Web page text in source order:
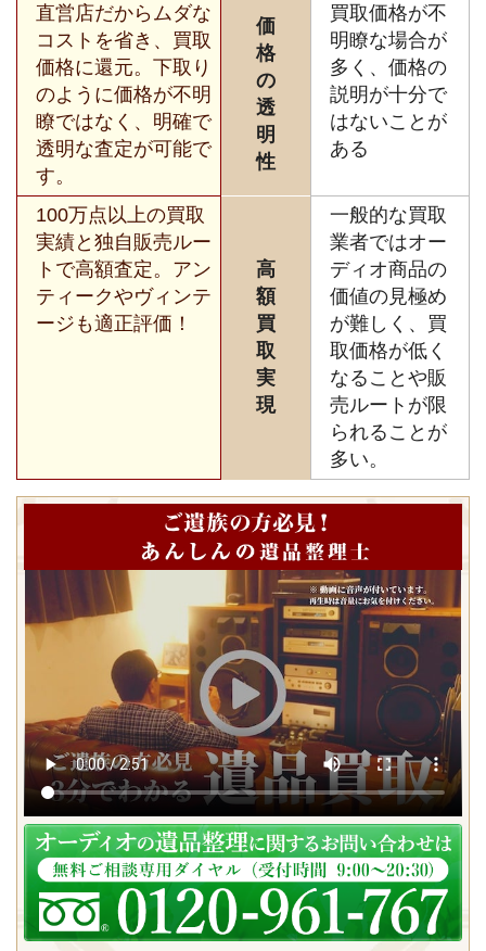
直営店だからムダな
コストを省き、買取
価格に還元。下取り
のように価格が不明
瞭ではなく、明確で
透明な査定が可能で
す。
価
格
の
透
明
性
買取価格が不
明瞭な場合が
多く、価格の
説明が十分で
はないことが
ある
100万点以上の買取
実績と独自販売ルー
トで高額査定。アン
ティークやヴィンテ
ージも適正評価！
高
額
買
取
実
現
一般的な買取
業者ではオー
ディオ商品の
価値の見極め
が難しく、買
取価格が低く
なることや販
売ルートが限
られることが
多い。